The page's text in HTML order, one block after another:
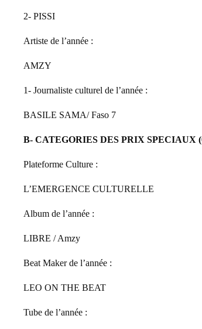
2- PISSI
Artiste de l’année :
AMZY
1- Journaliste culturel de l’année :
BASILE SAMA/ Faso 7
B- CATEGORIES DES PRIX SPECIAUX
Plateforme Culture :
L’EMERGENCE CULTURELLE
Album de l’année :
LIBRE / Amzy
Beat Maker de l’année :
LEO ON THE BEAT
Tube de l’année :